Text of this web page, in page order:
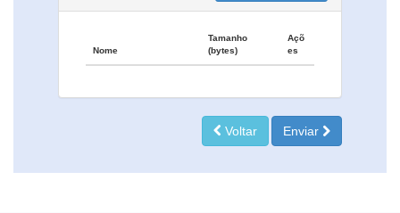
Nome
Tamanho
(bytes)
Açõ
es
Voltar Enviar